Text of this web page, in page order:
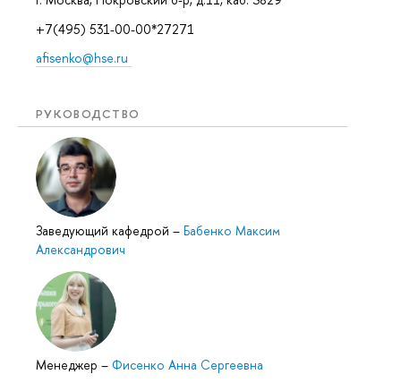
+7(495) 531-00-00*27271
afisenko@hse.ru
РУКОВОДСТВО
Заведующий кафедрой – Бабенко Максим
Александрович
Менеджер – Фисенко Анна Сергеевна